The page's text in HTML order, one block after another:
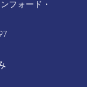
フォード・